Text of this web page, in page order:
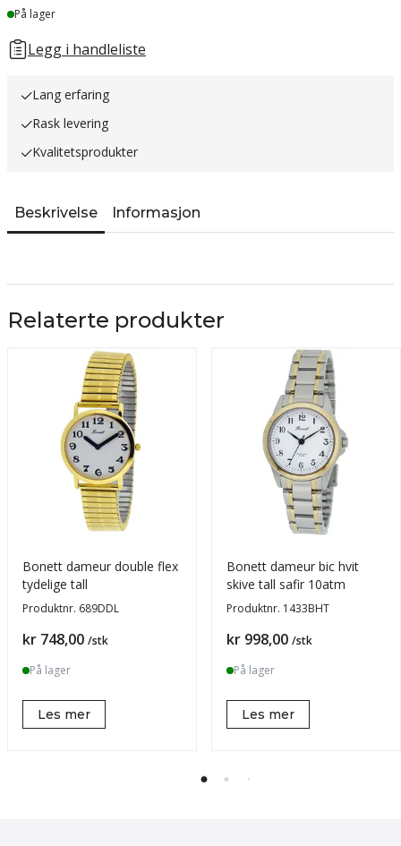
Lager
På lager
Legg i handleliste
Lang erfaring
Rask levering
Kvalitetsprodukter
Beskrivelse Informasjon
Relaterte produkter
Bonett dameur double flex
tydelige tall
Produktnr. 689DDL
Pris
kr 748,00 /stk
På lager
Les mer
Bonett dameur bic hvit
skive tall safir 10atm
Produktnr. 1433BHT
Pris
kr 998,00 /stk
På lager
Les mer